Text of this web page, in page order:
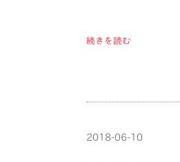
続きを読む
2018-06-10